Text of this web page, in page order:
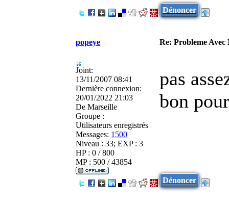
Dénoncer
popeye Re: Probleme
Joint:
13/11/2007 08:41
Dernière connexion:
20/01/2022 21:03
De Marseille
Groupe :
Utilisateurs enregistrés
Messages: 1500
Niveau : 33; EXP : 3
HP : 0 / 800
MP : 500 / 43854
pas
bon
Dénoncer